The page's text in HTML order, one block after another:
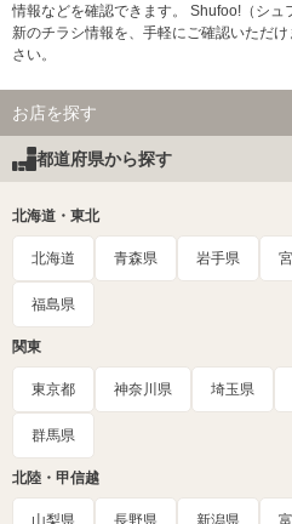
情報などを確認できます。 Shufoo!（シュ
新のチラシ情報を、手軽にご確認いただ
さい。
お店を探す
都道府県から探す
北海道・東北
北海道 青森県 岩手県
福島県
関東
東京都 神奈川県 埼玉県
群馬県
北陸・甲信越